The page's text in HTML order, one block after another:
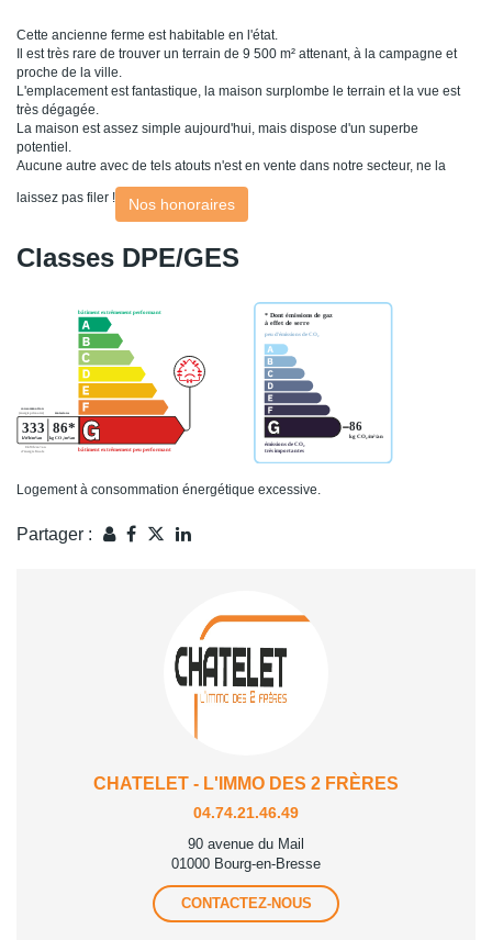
Cette ancienne ferme est habitable en l'état.
Il est très rare de trouver un terrain de 9 500 m² attenant, à la campagne et
proche de la ville.
L'emplacement est fantastique, la maison surplombe le terrain et la vue est
très dégagée.
La maison est assez simple aujourd'hui, mais dispose d'un superbe
potentiel.
Aucune autre avec de tels atouts n'est en vente dans notre secteur, ne la
laissez pas filer ! Nos honoraires
Classes DPE/GES
Logement à consommation énergétique excessive.
Partager :
CHATELET - L'IMMO DES 2 FRÈRES
04.74.21.46.49
90 avenue du Mail
01000 Bourg-en-Bresse
CONTACTEZ-NOUS